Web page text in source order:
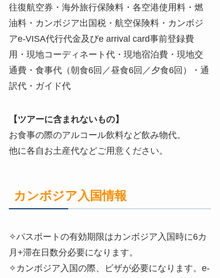
往復航空券・海外旅行保険料・各空港使用料・燃
油料・カンボジア出国税・航空保険料・カンボジ
アe-VISA代行代金及びe arrival card事前登録費
用・現地コーディネート代・現地宿泊費・現地交
通費・食事代（朝食6回／昼食6回／夕食6回）・通
訳代・ガイド代
【ツアーに含まれないもの】
お食事の際のアルコール飲料など飲み物代。
他に各自お土産代などご用意ください。
カンボジア入国情報
✧パスポートの有効期限はカンボジア入国時に6カ
月+滞在日数分必要になります。
✧カンボジア入国の際、ビザが必要になります。e-